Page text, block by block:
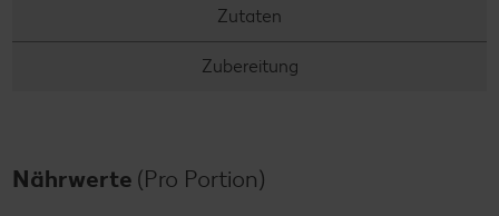
Zutaten
Zubereitung
Nährwerte (Pro Portion)